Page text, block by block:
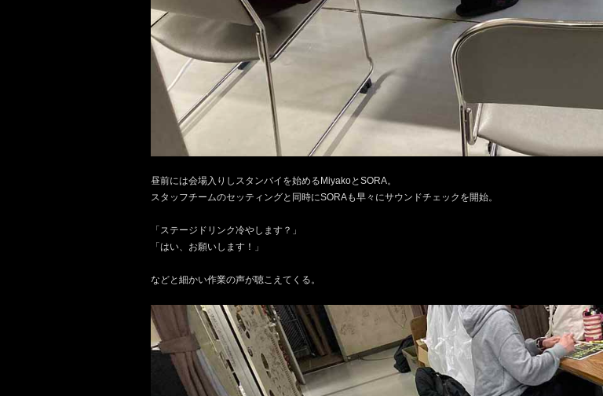
昼前には会場入りしスタンバイを始める Miyakoと SORA。
スタッフチームのセッティングと同時にSORAも早々にサウンドチェックを開始。
「ステージドリンク冷やします？」
「はい、お願いします！」
などと細かい作業の声が聴こえてくる。